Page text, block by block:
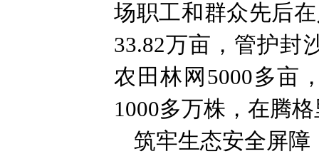
场职工和群众先后
33.82万亩，管护封
农田林网5000多亩
1000多万株，在腾
筑牢生态安全屏障